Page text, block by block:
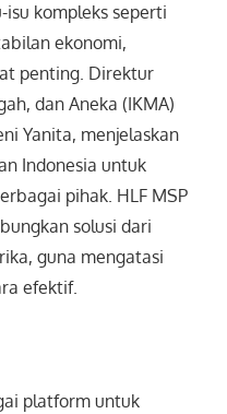
kompleks seperti
ekonomi,
penting. Direktur
dan Aneka (IKMA)
Yanita, menjelaskan
Indonesia untuk
pihak. HLF MSP
solusi dari
guna mengatasi
efektif.
platform untuk